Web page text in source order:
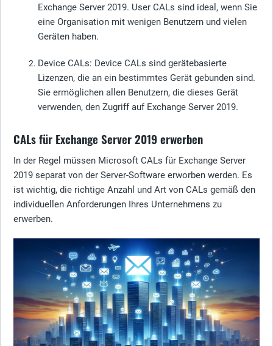
Exchange Server 2019. User CALs sind ideal, wenn Sie
eine Organisation mit wenigen Benutzern und vielen
Geräten haben.
Device CALs: Device CALs sind gerätebasierte
Lizenzen, die an ein bestimmtes Gerät gebunden sind.
Sie ermöglichen allen Benutzern, die dieses Gerät
verwenden, den Zugriff auf Exchange Server 2019.
CALs für Exchange Server 2019 erwerben
In der Regel müssen Microsoft CALs für Exchange Server
2019 separat von der Server-Software erworben werden. Es
ist wichtig, die richtige Anzahl und Art von CALs gemäß den
individuellen Anforderungen Ihres Unternehmens zu
erwerben.